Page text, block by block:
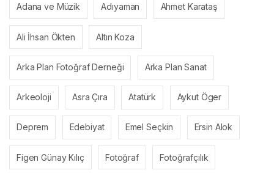
Adana ve Müzik Adıyaman Ahmet Karataş
Ali İhsan Ökten Altın Koza
Arka Plan Fotoğraf Derneği Arka Plan Sanat
Arkeoloji Asra Çıra Atatürk Aykut Öger
Deprem Edebiyat Emel Seçkin Ersin Alok
Figen Günay Kılıç Fotoğraf Fotoğrafçılık